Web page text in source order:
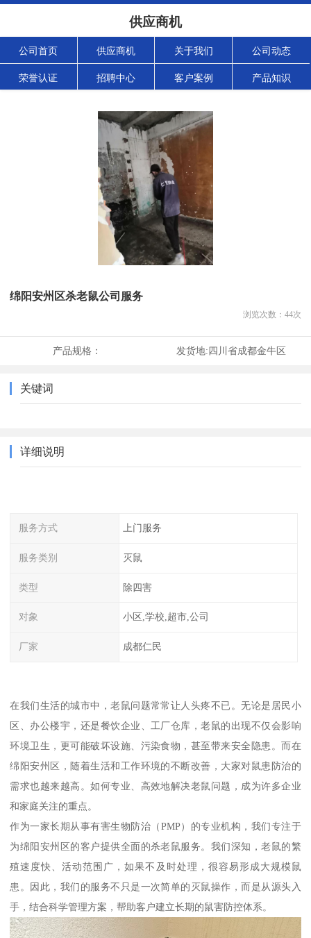
供应商机
公司首页 供应商机 关于我们 公司动态
荣誉认证 招聘中心 客户案例 产品知识
绵阳安州区杀老鼠公司服务
浏览次数： 44次
产品规格： 发货地:四川省成都金牛区
关键词
详细说明
服务方式 上门服务
服务类别 灭鼠
类型 除四害
对象 小区,学校,超市,公司
厂家 成都仁民
在我们生活的城市中，老鼠问题常常让人头疼不已。无论是居民小
区、办公楼宇，还是餐饮企业、工厂仓库，老鼠的出现不仅会影响
环境卫生，更可能破坏设施、污染食物，甚至带来安全隐患。而在
绵阳安州区，随着生活和工作环境的不断改善，大家对鼠患防治的
需求也越来越高。如何专业、高效地解决老鼠问题，成为许多企业
和家庭关注的重点。
作为一家长期从事有害生物防治（PMP）的专业机构，我们专注于
为绵阳安州区的客户提供全面的杀老鼠服务。我们深知，老鼠的繁
殖速度快、活动范围广，如果不及时处理，很容易形成大规模鼠
患。因此，我们的服务不只是一次简单的灭鼠操作，而是从源头入
手，结合科学管理方案，帮助客户建立长期的鼠害防控体系。